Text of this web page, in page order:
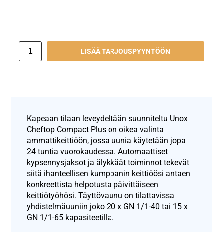
LISÄÄ TARJOUSPYYNTÖÖN
Kapeaan tilaan leveydeltään suunniteltu Unox
Cheftop Compact Plus on oikea valinta
ammattikeittiöön, jossa uunia käytetään jopa
24 tuntia vuorokaudessa. Automaattiset
kypsennysjaksot ja älykkäät toiminnot tekevät
siitä ihanteellisen kumppanin keittiöösi antaen
konkreettista helpotusta päivittäiseen
keittiötyöhösi. Täyttövaunu on tilattavissa
yhdistelmäuuniin joko 20 x GN 1/1-40 tai 15 x
GN 1/1-65 kapasiteetilla.